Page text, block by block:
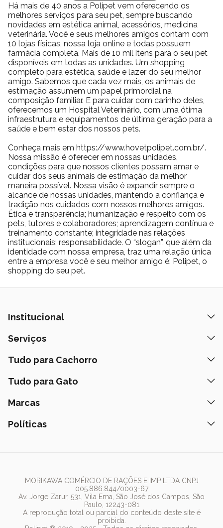
Há mais de 40 anos a Polipet vem oferecendo os
melhores serviços para seu pet, sempre buscando
novidades em estética animal, acessórios, medicina
veterinária. Você e seus melhores amigos contam com
10 lojas físicas, nossa loja online e todas possuem
farmácia completa. Mais de 10 mil itens para o seu pet
disponíveis em todas as unidades. Um shopping
completo para estética, saúde e lazer do seu melhor
amigo. Sabemos que cada vez mais, os animais de
estimação assumem um papel primordial na
composição familiar. E para cuidar com carinho deles,
oferecemos um Hospital Veterinário, com uma ótima
infraestrutura e equipamentos de última geração para a
saúde e bem estar dos nossos pets.
Conheça mais em https://www.hovetpolipet.com.br/.
Nossa missão é oferecer em nossas unidades,
condições para que nossos clientes possam amar e
cuidar dos seus animais de estimação da melhor
maneira possível. Nossa visão é expandir sempre o
alcance de nossas unidades, mantendo a confiança e
tradição nos cuidados com nossos melhores amigos.
Ética e transparência; humanização e respeito com os
pets, tutores e colaboradores; aprendizagem contínua e
treinamento constante; integridade nas relações
institucionais; responsabilidade. O “slogan”, que além da
identidade com nossa empresa, traz uma relação única
entre a empresa você e seu melhor amigo é: Polipet, o
shopping do seu pet.
Institucional
Quem Somos
Prazos de Entrega
Fale Conosco
Lista de Desejos
Serviços
Banho e Tosa
Peça pelo Delivery
Assinatura Polipet
Tudo para Cachorro
Ração
Coleiras
Tudo para Gato
Ração
Marcas
Nexgard
Pedigree
Whiskas
Dog Chow
Royal Canin
Políticas
MORIKAWA COMÉRCIO DE RAÇÕES E IMP LTDA CNPJ
005.886.844/0003-67
Av. Jorge Zarur, 531, Vila Ema, São José dos Campos, São
Paulo, 12243-081
A reprodução total ou parcial do conteúdo deste site é
proibida.